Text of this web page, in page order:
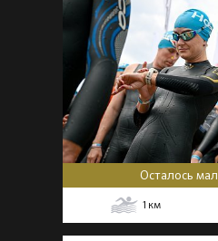
Осталось
1 км